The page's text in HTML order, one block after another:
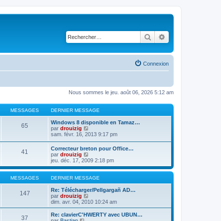
Rechercher
Connexion
Nous sommes le jeu. août 06, 2026 5:12 am
MESSAGES DERNIER MESSAGE
65
Windows 8 disponible en Tamaz…
par drouizig
o
u
l
t
e
r
l
d
e
r
n
i
sam. févr. 16, 2013 9:17 pm
41
Correcteur breton pour Office…
par drouizig
o
n
s
u
l
t
r
l
e
jeu. déc. 17, 2009 2:18 pm
MESSAGES DERNIER MESSAGE
147
Re: Télécharger/Pellgargañ AD…
par drouizig
o
n
s
dim. avr. 04, 2010 10:24 am
37
Re: clavierC'HWERTY avec UBUN…